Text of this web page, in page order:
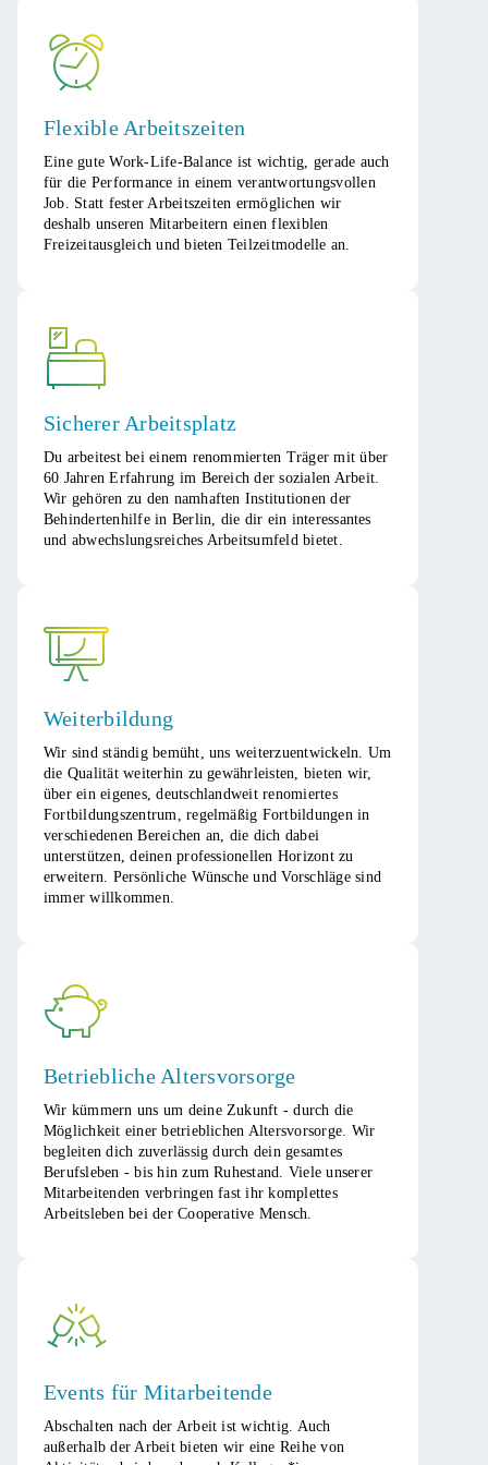
Flexible Arbeitszeiten
Eine gute Work-Life-Balance ist wichtig, gerade auch
für die Performance in einem verantwortungsvollen
Job. Statt fester Arbeitszeiten ermöglichen wir
deshalb unseren Mitarbeitern einen flexiblen
Freizeitausgleich und bieten Teilzeitmodelle an.​
Sicherer Arbeitsplatz
Du arbeitest bei einem renommierten Träger mit über
60 Jahren Erfahrung im Bereich der sozialen Arbeit.
Wir gehören zu den namhaften Institutionen der
Behindertenhilfe in Berlin, die dir ein interessantes
und abwechslungsreiches Arbeitsumfeld bietet.​
Weiterbildung
Wir sind ständig bemüht, uns weiterzuentwickeln. Um
die Qualität weiterhin zu gewährleisten, bieten wir,
über ein eigenes, deutschlandweit renomiertes
Fortbildungszentrum, regelmäßig Fortbildungen in
verschiedenen Bereichen an, die dich dabei
unterstützen, deinen professionellen Horizont zu
erweitern. Persönliche Wünsche und Vorschläge sind
immer willkommen.​
Betriebliche Altersvorsorge
Wir kümmern uns um deine Zukunft - durch die
Möglichkeit einer betrieblichen Altersvorsorge. Wir
begleiten dich zuverlässig durch dein gesamtes
Berufsleben - bis hin zum Ruhestand. Viele unserer
Mitarbeitenden verbringen fast ihr komplettes
Arbeitsleben bei der Cooperative Mensch.​
Events für Mitarbeitende
Abschalten nach der Arbeit ist wichtig. Auch
außerhalb der Arbeit bieten wir eine Reihe von